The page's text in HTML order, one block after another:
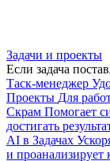
Задачи и проекты
Если задача
Таск-менеджер
Проекты Для
Скрам Помогает
достигать
AI в Задачах
и проанализирует